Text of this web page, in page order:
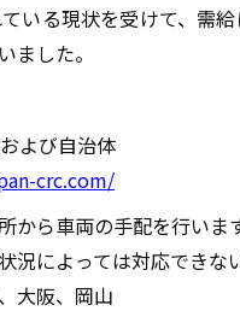
いる現状を受けて、需
ました。
よび自治体
crc.com/
から車両の手配を行いま
によっては対応できな
大阪、岡山